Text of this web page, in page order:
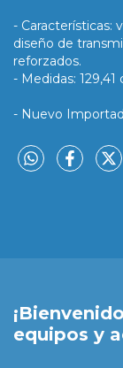
- Características:
diseño de
reforzados.
- Medidas:
- Nuevo
equipos y